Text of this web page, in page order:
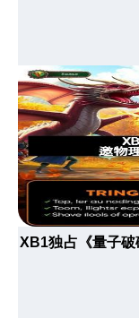
XB1独占《量子